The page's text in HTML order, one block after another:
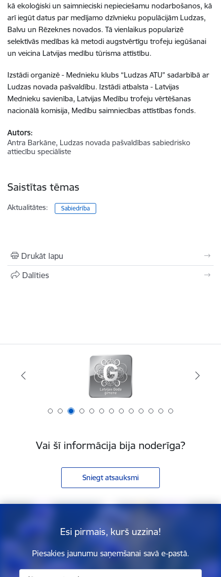
kā ekoloģiski un saimnieciski nepieciešamu nodarbošanos, kā
arī iegūt datus par medījamo dzīvnieku populācijām Ludzas,
Balvu un Rēzeknes novados. Tā vienlaikus popularizē
selektīvās medības kā metodi augstvērtīgu trofeju iegūšanai
un veicina Latvijas medību tūrisma attīstību.
Izstādi organizē - Mednieku klubs “Ludzas ATU” sadarbībā ar
Ludzas novada pašvaldību. Izstādi atbalsta - Latvijas
Mednieku savienība, Latvijas Medību trofeju vērtēšanas
nacionālā komisija, Medību saimniecības attīstības fonds.
Autors:
Antra Barkāne, Ludzas novada pašvaldības sabiedrisko
attiecību speciāliste
Saistītas tēmas
Aktualitātes: Sabiedrība
Drukāt lapu
Dalīties
Vai šī informācija bija noderīga?
Sniegt atsauksmi
Esi pirmais, kurš uzzina!
Piesakies jaunumu saņemšanai savā e-pastā.